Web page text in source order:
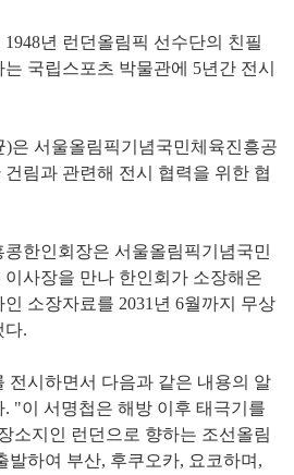
년 런던올림픽 선수단의 친필
국립스포츠 박물관에 5년간 전시
은 서울올림픽기념국민체육진흥공
림과 관련해 전시 협력을 위한 협
콩한인회장은 서울올림픽기념국민
사장을 만나 한인회가 소장해온
소장자료를 2031년 6월까지 무상
다.
전시하면서 다음과 같은 내용의 알
"이 서명첩은 해방 이후 태극기를
소지인 런던으로 향하는 조선올림
발하여 부산, 후쿠오카, 요코하며,